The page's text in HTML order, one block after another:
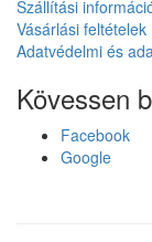
Szállítási
Vásárlási feltételek
Adatvédelmi és
Kövessen
Facebook
Google